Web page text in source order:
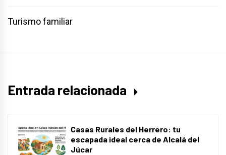
Turismo familiar
Entrada relacionada
Casas Rurales del Herrero: tu
escapada ideal cerca de Alcalá del
Júcar